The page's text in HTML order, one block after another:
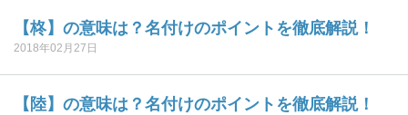
【柊】の意味は？名付けのポイントを徹底解説！
2018年02月27日
【陸】の意味は？名付けのポイントを徹底解説！